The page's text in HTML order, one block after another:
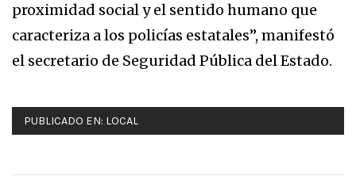
proximidad social y el sentido humano que
caracteriza a los policías estatales”, manifestó
el secretario de Seguridad Pública del Estado.
PUBLICADO EN: LOCAL